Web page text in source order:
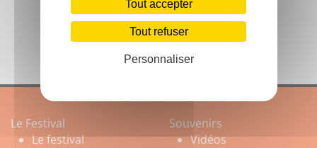
Le Festival
Le festival
Souvenirs
Vidéos
Tout accepter
Tout refuser
Personnaliser